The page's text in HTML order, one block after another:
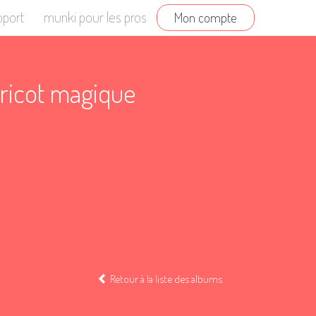
munki pour les pros Mon compte
magique
Retour à la liste des albums